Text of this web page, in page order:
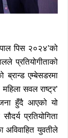
पिस २०२४’को
प्रतियोगीताको
एम्बेसडरमा
सवल राष्ट्र’
हुँदै आएको यो
प्रतियोगिता
अविवाहित युवतीले